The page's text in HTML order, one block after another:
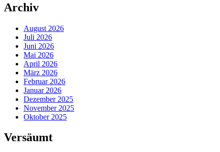
Archiv
August 2026
Juli 2026
Juni 2026
Mai 2026
April 2026
März 2026
Februar 2026
Januar 2026
Dezember 2025
November 2025
Oktober 2025
Versäumt